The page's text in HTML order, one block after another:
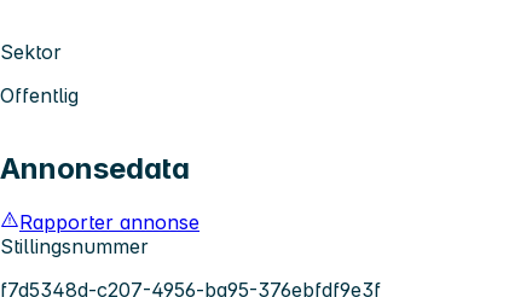
Sektor
Offentlig
Annonsedata
Rapporter annonse
Stillingsnummer
f7d5348d-c207-4956-ba95-376ebfdf9e3f